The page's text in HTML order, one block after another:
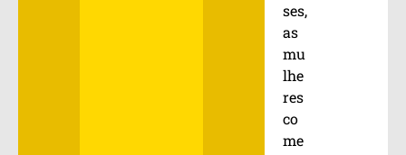
ses,
as
mu
lhe
res
co
me